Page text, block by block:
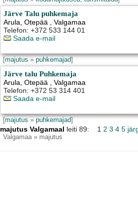
Järve Talu puhkemaja
Arula,Otepää , Valgamaa
Telefon: +372 533 144 01
Saada e-mail
[majutus»puhkemajad]
Järve talu Puhkemaja
Arula,Otepää , Valgamaa
Telefon: +372 53 314 401
Saada e-mail
[majutus»puhkemajad]
majutus Valgamaal leiti 89: 1 2 3 4 5
Valgamaa» majutus